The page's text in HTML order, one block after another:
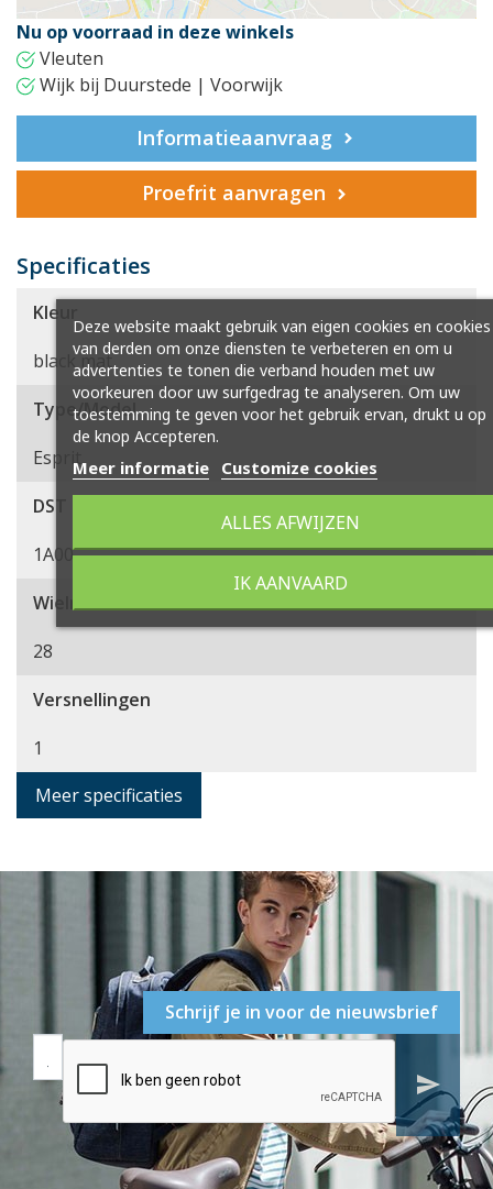
Nu op voorraad in deze winkels
Vleuten
Wijk bij Duurstede | Voorwijk
Informatieaanvraag
Proefrit aanvragen
Specificaties
Kleur
black mat
Type/Model
Esprit
DST Groepcode
1A00
Wielmaat
28
Versnellingen
1
Meer specificaties
Schrijf je in voor de nieuwsbrief
send
Deze website maakt gebruik van eigen cookies en cookies
van derden om onze diensten te verbeteren en om u
advertenties te tonen die verband houden met uw
voorkeuren door uw surfgedrag te analyseren. Om uw
toestemming te geven voor het gebruik ervan, drukt u op
de knop Accepteren.
Meer informatie Customize cookies
ALLES AFWIJZEN
IK AANVAARD